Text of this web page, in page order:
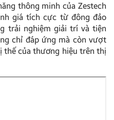
thông minh của Zestech
giá tích cực từ đông đảo
trải nghiệm giải trí và tiện
chỉ đáp ứng mà còn vượt
thế của thương hiệu trên thị